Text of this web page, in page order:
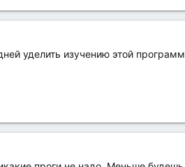
уделить изучению этой